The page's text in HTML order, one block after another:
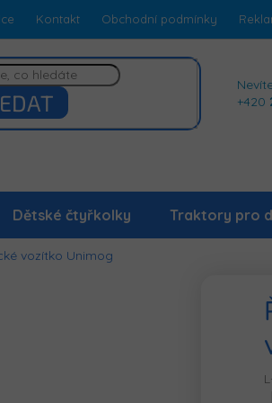
Kontakt Obchodní podmínky
+420
Dětské čtyřkolky Traktory pro
vozítko Unimog